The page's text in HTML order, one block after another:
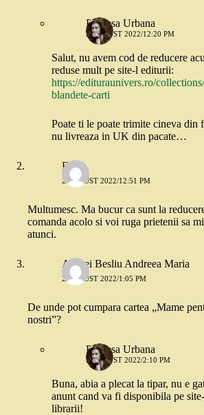
Printesa Urbana
2 AUGUST 2022/12:20 PM
Salut, nu avem cod de reducere
reduse mult pe site-l editurii:
https://edituraunivers.ro/
blandete-carti
Poate ti le poate trimite cineva din
nu livreaza in UK din pacate…
Elena
2 AUGUST 2022/12:51 PM
Multumesc. Ma bucur ca sunt la
comanda acolo si voi ruga prietenii sa
atunci.
Andrei Besliu Andreea Maria
2 AUGUST 2022/1:05 PM
De unde pot cumpara cartea „Mame
nostri”?
Printesa Urbana
2 AUGUST 2022/2:10 PM
Buna, abia a plecat la tipar, nu e
anunt cand va fi disponibila pe
librarii!